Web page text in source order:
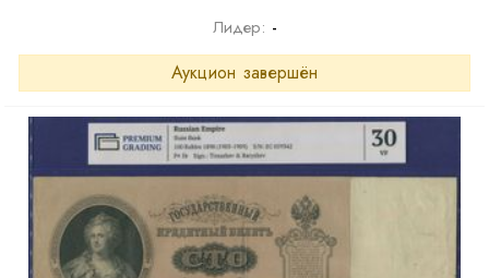
Лидер: -
Аукцион завершён